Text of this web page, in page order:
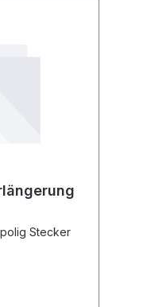
Stecker